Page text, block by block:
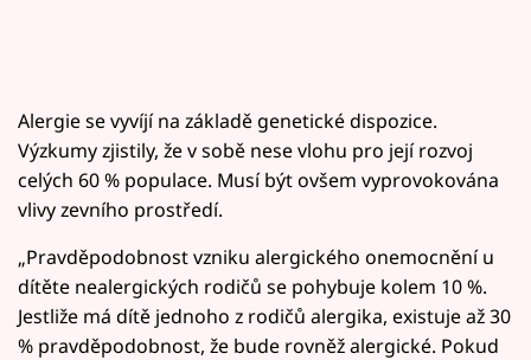
Alergie se vyvíjí na základě genetické dispozice.
Výzkumy zjistily, že v sobě nese vlohu pro její rozvoj
celých 60 % populace. Musí být ovšem vyprovokována
vlivy zevního prostředí.
„Pravděpodobnost vzniku alergického onemocnění u
dítěte nealergických rodičů se pohybuje kolem 10 %.
Jestliže má dítě jednoho z rodičů alergika, existuje až 30
% pravděpodobnost, že bude rovněž alergické. Pokud